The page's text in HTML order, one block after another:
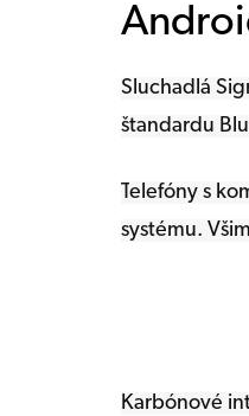
Sluchadlá
štandardu
Telefóny s
systému.
Karbónové